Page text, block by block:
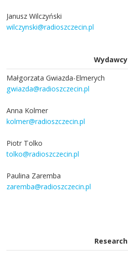
Janusz Wilczyński
wilczynski@radioszczecin.pl
Wydawcy
Małgorzata Gwiazda-Elmerych
gwiazda@radioszczecin.pl
Anna Kolmer
kolmer@radioszczecin.pl
Piotr Tolko
tolko@radioszczecin.pl
Paulina Zaremba
zaremba@radioszczecin.pl
Research